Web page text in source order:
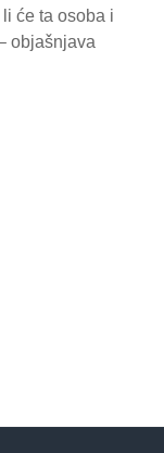
će ta osoba i
objašnjava